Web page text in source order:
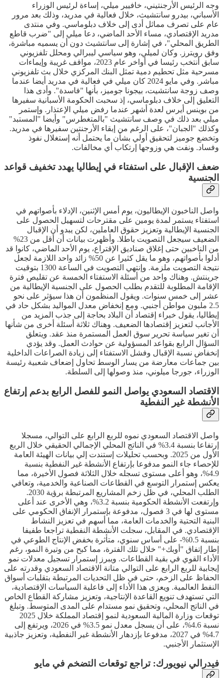
وجه الرئيس الأرجنتيني، خافيير ميلي، إساءة لرئيس الوزراء
الأسباني، بيدرو سانتشيث، خلال فعالية في مدريد، وذلك بعد مرور
عام على تصرف مماثل أدى إلى خلاف دبلوماسي. وفي منتدى
مدريد الإقتصادي، مساء الأحد الماضي، دعا ميلي إلى "ضرب قاطع
الطريق المحلي"، في إشارة إلى سانتشيث دون أن يسميه مباشرة،
وفق رويترز. وكان لميلي، وهو سياسي ليبرالي ومحلل تلفزيوني
سابق أنتخب رئيسا في أواخر عام 2023، مواقف غريبة وإيماءات
مسرحية مثل تحطيم دمية تمثل البنك المركزي خلال بث تلفزيوني
مباشر. وفي مايو 2024 كان ميلي في فعالية في مدريد أيضا عندما
وصف زوجة سانتشيت، بيجونا جوميز، بأنها "فاسدة". وأدى هذا
التعليق إلى خلاف دبلوماسي، إذ سحبت الحكومة الأسبانية سفيرها
من بوينس أيرس لعدة أشهر عندما رفض ميلي الإعتذار. وإستمر
ميلي بعد ذلك في وصف سانتشيث "بالمتغطرس" وأيضا "المستبد"
وكذلك "الجبان"، على الرغم من إبقاء الأرجنتين سفيرها في مدريد.
وتخضع جوميز لتحقيق أولي بشأن ما يحتمل أنه إستغلال نفوذ
وفساد. ونفت هي وزوجها إرتكاب أي مخالفات.
ضعف الإقبال على استفتاء في إيطاليا يهدد تخفيف قواعد
الجنسية
واصل الناخبون الإيطاليون، يوم أمس الإثنين، الإدلاء بأصواتهم في
استفتاء يستمر لمدة يومين على مقترحات لتسهيل الحصول على
الجنسية الإيطالية وتعزيز حقوق العاملين، لكن يبدو أن الإقبال
الضعيف سيجعل التصويت باطلا. وأظهرت بيانات أن أقل من 23%
من الناخبين حتى إغلاق صناديق الإقتراع، يوم الأحد الماضي، كانوا قد
أدلوا بأصواتهم، وهو ما يقل كثيرا عن 50% زائد واحد اللازمة لجعل
نتيجة التصويت ملزمة. وإنتهي التصويت في الساعة 1300 بتوقيت
جرينتش. وهناك واحد من أسئلة الاستفتاء الخمسة عن تقليص فترة
الإقامة المطلوبة للتقدم بطلب الحصول على الجنسية الإيطالية من
عشر إلى خمس سنوات. ويقول المنظمون أن هذا سيؤثر على نحو
2.5 مليون مواطن أجنبي. ومع إنخفاض معدل المواليد بشكل حاد في
إيطاليا، يقول خبراء إقتصاد أن البلاد بحاجة إلى جذب المزيد من
الأجانب لتعزيز إقتصادها الضعيف. وهناك ثلاثة أسئلة أخرى من شأنها
أن تغير سياسة تحرير سوق العمل المستمرة منذ عقد. ويتعلق
السؤال الرابع بقواعد المسؤولية عن حوادث العمل. وقد يؤدي
إنخفاض نسبة الإقبال وفشل الاستفتاء إلى زيادة الصراعات الداخلية
بين جماعات معارضة من يسار الوسط تحاول إضعاف شعبية رئيسة
الوزراء، جورجا ميلوني، منذ وصولها إلى السلطة.
الاقتصاد السعودي يواصل النمو للفصل الرابع بدعم إرتفاع
الأنشطة غير النفطية
واصل الاقتصاد السعودي نموه للربع الرابع على التوالي، مسجلا
إرتفاعا بنسبة 3.4% في الناتج المحلي الإجمالي الحقيقي خلال الربع
الأول من 2025. وبحسب تحليلات إستندت إلي بيانات الهيئة العامة
للإحصاء جاء النمو مدفوعا بإرتفاع الأنشطة غير النفطية بنسبة
4.9%، وهو أعلى مستوى تسجله خلال الثلاثة فصول الأخيرة، مما
يعكس إستمرار التوسع في القطاعات الصناعية والخدمية، وتعافي
الطلب المحلي، في ظل زخم المشاريع المرتبطة برؤية 2030.
وإرتفعت الأنشطة الحكومية بنسبة 3.2%، وهي الأخرى عند أعلى
مستوى لها في 3 فصول، مدفوعة بإستمرار الإنفاق الحكومي على
البنية التحتية والخدمات العامة، مما أسهم في تعزيز النشاط
الإقتصادي. في المقابل، سجلت الأنشطة النفطية تراجعا طفيفا
بنسبة 0.5%- على أساس سنوي، متأثرة بخفض الإنتاج الطوعي في
إطار إتفاق "أوبك+" خلال تلك الفترة، مما كبح من وتيرة النمو، رغم
الأداء القوي في بقية القطاعات. ويبرز إستمرار تسجيل معدلات نمو
إيجابية للربع الرابع على التوالي متانة الاقتصاد السعودي وقدرته على
الحفاظ على الزخم، حتى في ظل التحديات المرتبطة بتقلبات أسواق
النفط العالمية. ويعزى هذا الأداء إلى فاعلية السياسات الإقتصادية،
التي تستهدف تنويع القاعدة الإنتاجية، وتعزيز مشاركة القطاع الخاص
في الناتج المحلي، وتحقيق نمو مستدام على المدى المتوسط. وتبلغ
توقعات وزارة المالية السعودية لنمو إقتصاد المملكة خلال 2025
نسبة 4.6%، على أن يسجل معدل نمو 3.5% في 2026، ويرتفع إلى
4.7% في 2027، مدفوعا بإزدهار الأنشطة غير النفطية، وتعزيز جاذبية
الإستثمار الأجنبي.
فيدرالي نيويورك: تراجع توقعات التضخم في مايو